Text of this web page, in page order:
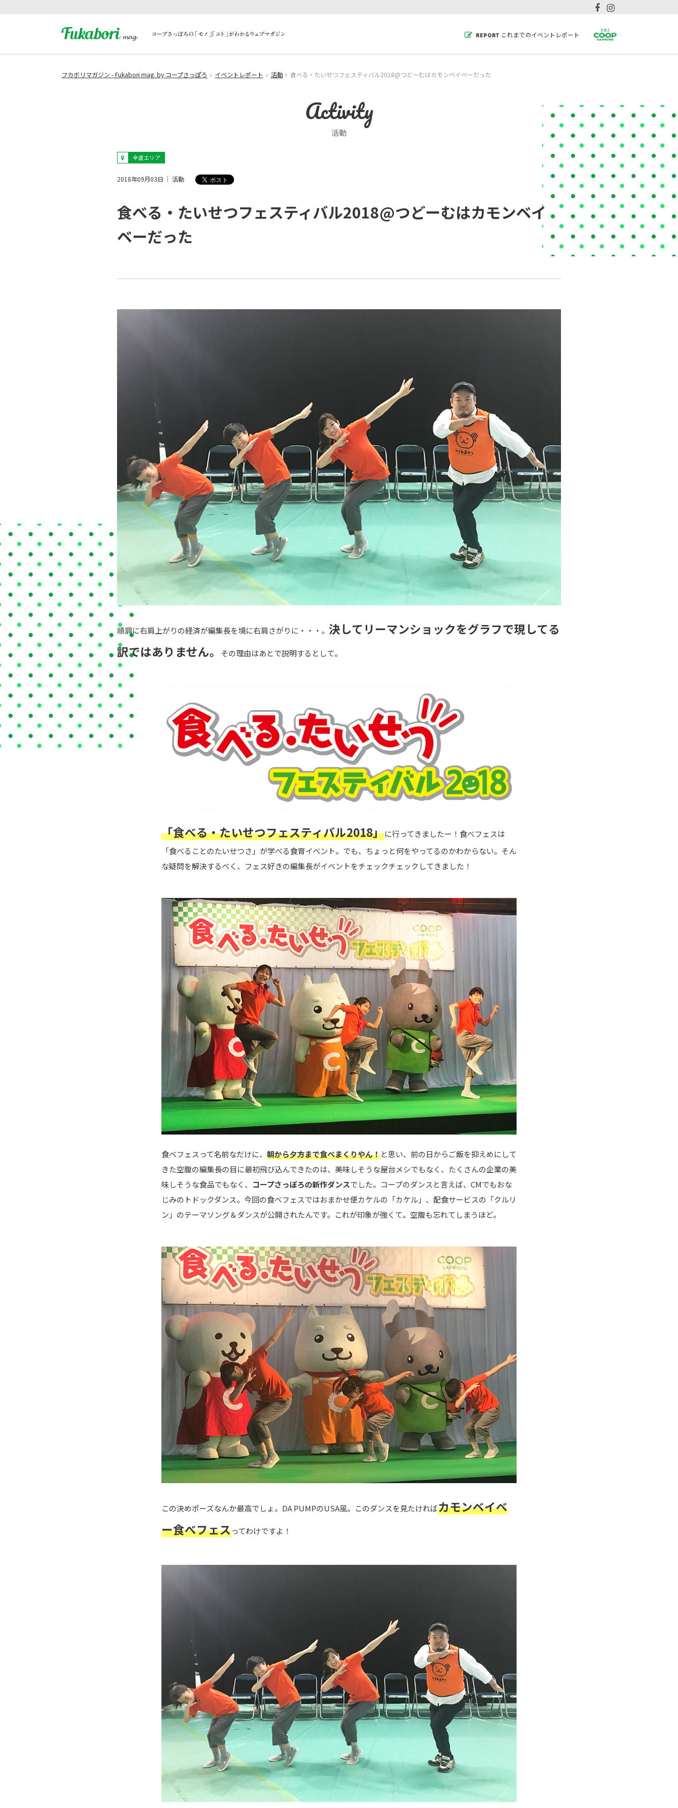
REPORT これまでのイベントレポート
フカボリマガジン - Fukabori mag. by コープさっぽろ イベントレポート 活動 食べる・たいせつフェスティバル2018@つどーむはカモンベイベーだった
Activity
活動
全道エリア
2018年09月03日 活動
食べる・たいせつフェスティバル2018@つどーむはカモンベイ
ベーだった
順調に右肩上がりの経済が編集長を境に右肩さがりに・・・。 決してリーマンショックをグラフで現してる
訳ではありません。
その理由はあとで説明するとして。
「食べる・たいせつフェスティバル2018」に行ってきましたー！食べフェスは
「食べることのたいせつさ」が学べる食育イベント。でも、ちょっと何をやってるのかわからない。そん
な疑問を解決するべく、フェス好きの編集長がイベントをチェックチェックしてきました！
食べフェスって名前なだけに、 朝から夕方まで食べまくりやん！と思い、前の日からご飯を抑えめにして
きた空腹の編集長の目に最初飛び込んできたのは、美味しそうな屋台メシでもなく、たくさんの企業の美
味しそうな食品でもなく、 コープさっぽろの新作ダンスでした。コープのダンスと言えば、CMでもおな
じみのトドックダンス。今回の食べフェスではおまかせ便カケルの「カケル」、配食サービスの「クルリ
ン」のテーマソング＆ダンスが公開されたんです。これが印象が強くて。空腹も忘れてしまうほど。
この決めポーズなんか最高でしょ。DA PUMPのUSA風。このダンスを見たければカモンベイベ
ー食べフェスってわけですよ！